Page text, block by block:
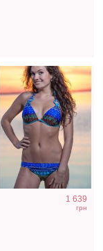
1 639
грн